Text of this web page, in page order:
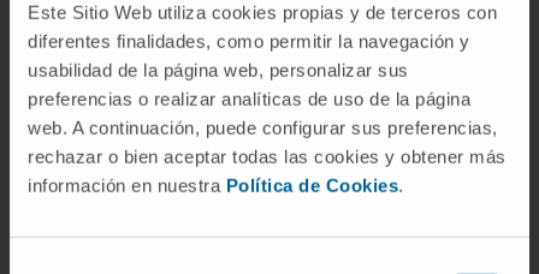
Este Sitio Web utiliza cookies propias y de terceros con
diferentes finalidades, como permitir la navegación y
usabilidad de la página web, personalizar sus
preferencias o realizar analíticas de uso de la página
web. A continuación, puede configurar sus preferencias,
rechazar o bien aceptar todas las cookies y obtener más
información en nuestra Política de Cookies.
artrodesis tibiocalcánea que suele acompañar
a la astragalectomía proporciona un pie
plantígrado (que apoya plano en el suelo) y
permite caminar, si bien con rigidez y cierta
cojera.